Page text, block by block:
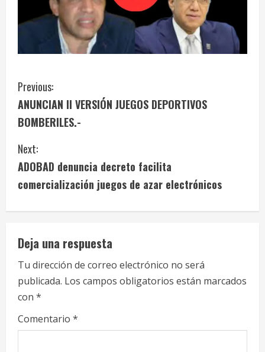
C
o
n
t
i
n
u
e
R
e
a
Previous:
ANUNCIAN II VERSIÓN JUEGOS DEPORTIVOS
BOMBERILES.-
Next:
ADOBAD denuncia decreto facilita
comercialización juegos de azar electrónicos
Deja una respuesta
Tu dirección de correo electrónico no será
publicada. Los campos obligatorios están marcados
con *
Comentario *